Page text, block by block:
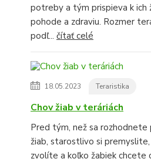
potreby a tým prispieva k ich
pohode a zdraviu. Rozmer
podľ... čítať celé
18.05.2023 Teraristika
Chov žiab v teráriách
Pred tým, než sa rozhodnete
žiab, starostlivo si premyslite,
zvolíte a koľko žabiek chcete